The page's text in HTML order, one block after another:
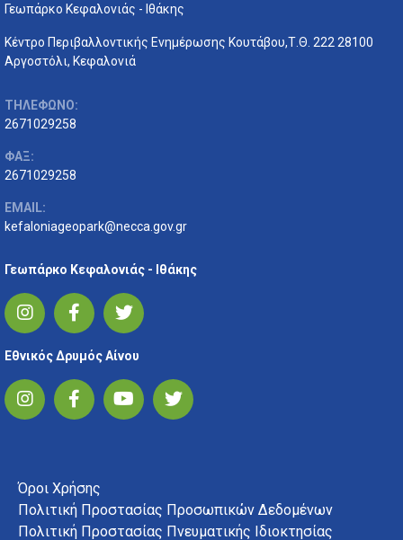
Γεωπάρκο Κεφαλονιάς - Ιθάκης
Κέντρο Περιβαλλοντικής Ενημέρωσης Κουτάβου,Τ.Θ. 222 28100
Αργοστόλι, Κεφαλονιά
ΤΗΛΕΦΩΝΟ:
2671029258
ΦΑΞ:
2671029258
EMAIL:
kefaloniageopark@necca.gov.gr
Γεωπάρκο Κεφαλονιάς - Ιθάκης
Εθνικός Δρυμός Αίνου
FOOTER MENU
Όροι Χρήσης
Πολιτική Προστασίας Προσωπικών Δεδομένων
Πολιτική Προστασίας Πνευματικής Ιδιοκτησίας